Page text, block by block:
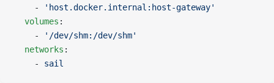
    -
'host.docker.internal:host-gateway'
  volumes
:
    -
'/dev/shm:/dev/shm'
  networks
:
    -
sail